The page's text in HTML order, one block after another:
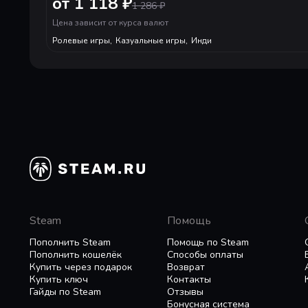
Исследуйте бесконечный мир Everwind
Создайте своего персонажа!
Изменяйте черты лица, выбирайте из
Отправьтесь в путешествие, не похожее ни
1 286 ₽
Цена зависит от курса валют
Ролевые игры, Казуальные игры, Инди
Steam
Пополнить Steam
Пополнить кошелёк
Купить через подарок
Купить ключ
Гайды по Steam
Помощь
Помощь по Steam
Способы оплаты
Возврат
Контакты
Отзывы
Бонусная система